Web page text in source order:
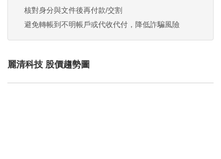
核對身分與文件後再付款/交割
避免轉帳到不明帳戶或代收代付，降低詐騙風險
麗清科技 股價趨勢圖